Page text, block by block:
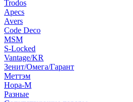
Trodos
Apecs
Avers
Code Deco
MSM
S-Locked
Vantage/KR
Зенит/Омега/Гарант
Меттэм
Нора-М
Разные